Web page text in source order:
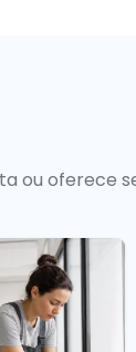
ou oferece